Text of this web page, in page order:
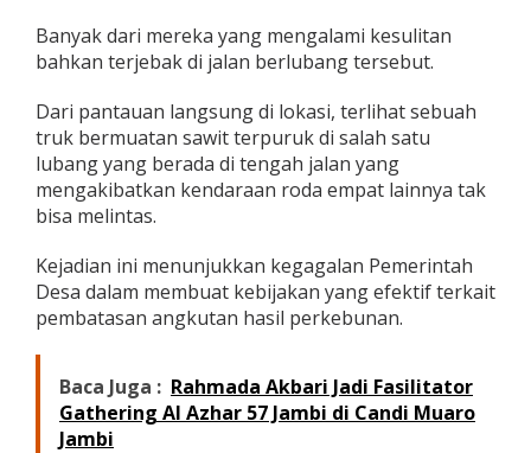
u
N
i
k
H
n
r
,
a
u
b
Banyak dari mereka yang mengalami kesulitan
bahkan terjebak di jalan berlubang tersebut.
Dari pantauan langsung di lokasi, terlihat sebuah
truk bermuatan sawit terpuruk di salah satu
lubang yang berada di tengah jalan yang
mengakibatkan kendaraan roda empat lainnya tak
bisa melintas.
Kejadian ini menunjukkan kegagalan Pemerintah
Desa dalam membuat kebijakan yang efektif terkait
pembatasan angkutan hasil perkebunan.
Baca Juga : Rahmada Akbari Jadi Fasilitator
Gathering Al Azhar 57 Jambi di Candi Muaro
Jambi